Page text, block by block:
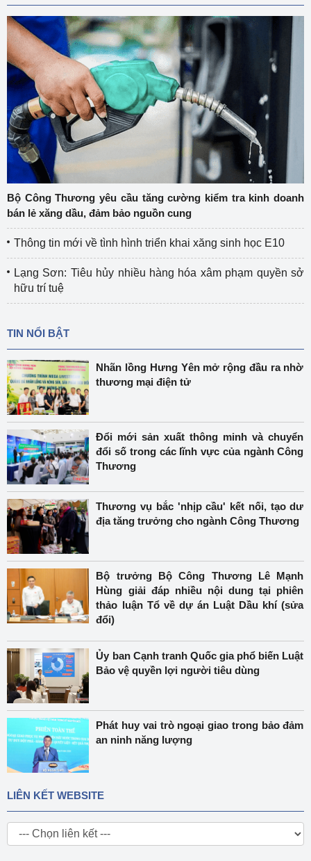
Bộ Công Thương yêu cầu tăng cường kiểm tra kinh doanh
bán lẻ xăng dầu, đảm bảo nguồn cung
Thông tin mới về tình hình triển khai xăng sinh học E10
Lạng Sơn: Tiêu hủy nhiều hàng hóa xâm phạm quyền sở
hữu trí tuệ
TIN NỔI BẬT
Nhãn lồng Hưng Yên mở rộng đầu ra nhờ
thương mại điện tử
Đổi mới sản xuất thông minh và chuyển
đổi số trong các lĩnh vực của ngành Công
Thương
Thương vụ bắc 'nhịp cầu' kết nối, tạo dư
địa tăng trưởng cho ngành Công Thương
Bộ trưởng Bộ Công Thương Lê Mạnh
Hùng giải đáp nhiều nội dung tại phiên
thảo luận Tổ về dự án Luật Dầu khí (sửa
đổi)
Ủy ban Cạnh tranh Quốc gia phổ biến Luật
Bảo vệ quyền lợi người tiêu dùng
Phát huy vai trò ngoại giao trong bảo đảm
an ninh năng lượng
LIÊN KẾT WEBSITE